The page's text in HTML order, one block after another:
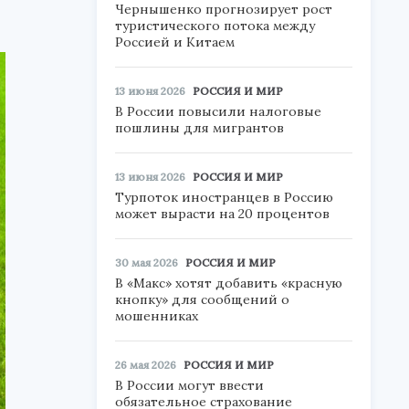
Чернышенко прогнозирует рост
туристического потока между
Россией и Китаем
13 июня 2026 РОССИЯ И МИР
В России повысили налоговые
пошлины для мигрантов
13 июня 2026 РОССИЯ И МИР
Турпоток иностранцев в Россию
может вырасти на 20 процентов
30 мая 2026 РОССИЯ И МИР
В «Макс» хотят добавить «красную
кнопку» для сообщений о
мошенниках
26 мая 2026 РОССИЯ И МИР
В России могут ввести
обязательное страхование